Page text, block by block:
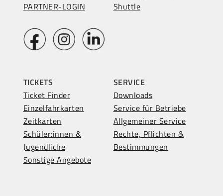
PARTNER-LOGIN
Shuttle
TICKETS
Ticket Finder
Einzelfahrkarten
Zeitkarten
Schüler:innen &
Jugendliche
Sonstige Angebote
SERVICE
Downloads
Service für Betriebe
Allgemeiner Service
Rechte, Pflichten &
Bestimmungen